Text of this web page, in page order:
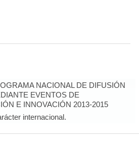
NACIONAL DE DIFUSIÓN
EVENTOS DE
E INNOVACIÓN 2013-2015
internacional.